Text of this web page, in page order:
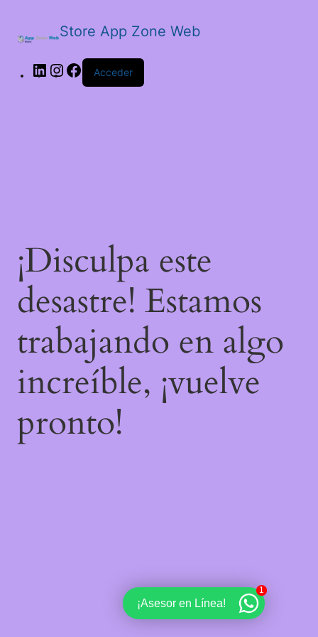
Store App Zone Web
LinkedInInstagram
Facebook
Acceder
¡Disculpa este
desastre! Estamos
trabajando en algo
increíble, ¡vuelve
pronto!
¡Asesor en Línea!
1